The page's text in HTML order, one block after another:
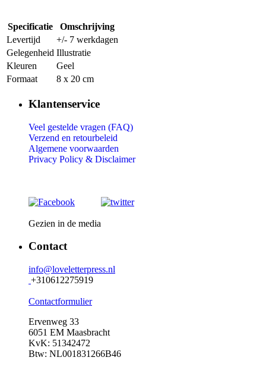
Specificatie
Omschrijving
Levertijd
+/- 7 werkdagen
Gelegenheid Illustratie
Kleuren
Geel
Formaat
8 x 20 cm
Klantenservice
Veel gestelde vragen (FAQ)
Verzend en retourbeleid
Algemene voorwaarden
Privacy Policy & Disclaimer
Gezien in de media
Contact
info@loveletterpress.nl
+310612275919
Contactformulier
Ervenweg 33
6051 EM Maasbracht
KvK: 51342472
Btw: NL001831266B46